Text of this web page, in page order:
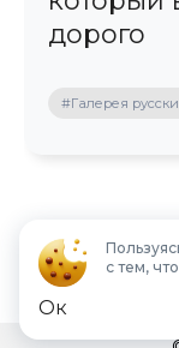
дорого
#Галерея
с тем,
Ок